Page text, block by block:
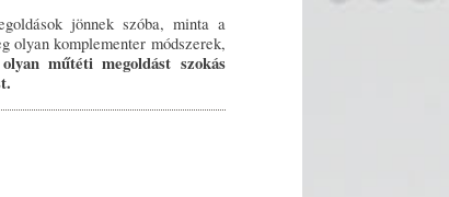
jönnek szóba, minta a
olyan komplementer módszerek,
műtéti megoldást szokás